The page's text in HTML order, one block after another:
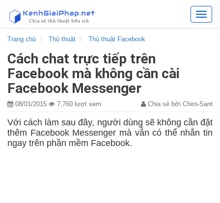
Kênh
Trang chủ Thủ thuật Thủ thuật Facebook
Cách chat trực tiếp trên
Facebook mà không cần cài
Facebook Messenger
08/01/2015 7,760 lượt xem Chia sẻ bởi Chiro-Sant
Với cách làm sau đây, người dùng sẽ không cần đặt
thêm Facebook Messenger mà vẫn có thể nhắn tin
ngay trên phần mềm Facebook.